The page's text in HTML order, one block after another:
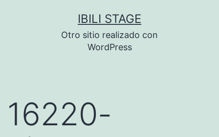
IBILI STAGE
Otro sitio realizado con
WordPress
16220-